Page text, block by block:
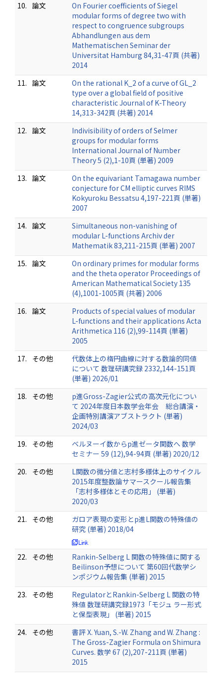
10. 論文
On Fourier coefficients of Siegel
modular forms of degree two with
respect to congruence subgroups
Abhandlungen aus dem
Mathematischen Seminar der
Universitat Hamburg 84,31-47頁 (共著)
2014
11. 論文
On the rational K_2 of a curve of GL_2
type over a global field of positive
characteristic Journal of K-Theory
14,313-342頁 (共著) 2014
12. 論文
Indivisibility of orders of Selmer
groups for modular forms
International Journal of Number
Theory 5 (2),1-10頁 (単著) 2009
13. 論文
On the equivariant Tamagawa number
conjecture for CM elliptic curves RIMS
Kokyuroku Bessatsu 4,197-221頁 (単著)
2007
14. 論文
Simultaneous non-vanishing of
modular L-functions Archiv der
Mathematik 83,211-215頁 (単著) 2007
15. 論文
On ordinary primes for modular forms
and the theta operator Proceedings of
American Mathematical Society 135
(4),1001-1005頁 (共著) 2006
16. 論文
Products of special values of modular
L-functions and their applications Acta
Arithmetica 116 (2),99-114頁 (単著)
2005
17.
その他
代数体上の楕円曲線に対する数論的同値
について 数理研講究録 2332,144-151頁
(単著) 2026/01
18.
その他
p進Gross-Zagier公式の高次元化につい
て 2024年度日本数学会年会 総合講演・
企画特別講演アブストラクト (単著)
2024/03
19.
その他
ベルヌーイ数からp進ゼータ関数へ 数学
セミナー 59 (12),94-94頁 (単著) 2020/12
20.
その他
L関数の微分値と志村多様体上のサイクル
2015年度整数論サマースクール報告集
「志村多様体とその応用」 (単著)
2020/03
21.
その他
ガロア表現の変形とp進L関数の特殊値の
研究 (単著) 2018/04
22. その他
Rankin-Selberg L 関数の特殊値に関する
Beilinson予想について 第60回代数学シ
ンポジウム報告集 (単著) 2015
23.
その他
RegulatorとRankin-Selberg L 関数の特
殊値 数理研講究録1973「モジュ ラー形式
と保型表現」 (単著) 2015
24.
その他
書評 X. Yuan, S.-W. Zhang and W. Zhang :
The Gross-Zagier Formula on Shimura
Curves. 数学 67 (2),207-211頁 (単著)
2015